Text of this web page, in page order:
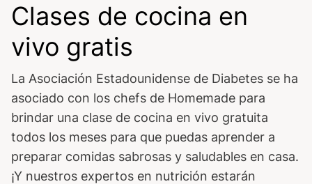
Clases de cocina en
vivo gratis
La Asociación Estadounidense de Diabetes se ha
asociado con los chefs de Homemade para
brindar una clase de cocina en vivo gratuita
todos los meses para que puedas aprender a
preparar comidas sabrosas y saludables en casa.
¡Y nuestros expertos en nutrición estarán